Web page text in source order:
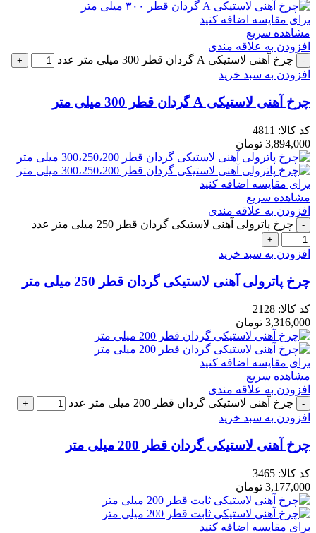
برای مقایسه اضافه کنید
مشاهده سریع
افزودن به علاقه مندی
چرخ آهنی لاستیکی A گردان قطر 300 میلی متر عدد
افزودن به سبد خرید
چرخ آهنی لاستیکی A گردان قطر 300 میلی متر
کد کالا: 4811
3,894,000 تومان
برای مقایسه اضافه کنید
مشاهده سریع
افزودن به علاقه مندی
چرخ پاترولی آهنی لاستیکی گردان قطر 250 میلی متر عدد
افزودن به سبد خرید
چرخ پاترولی آهنی لاستیکی گردان قطر 250 میلی متر
کد کالا: 2128
3,316,000 تومان
برای مقایسه اضافه کنید
مشاهده سریع
افزودن به علاقه مندی
چرخ آهنی لاستیکی گردان قطر 200 میلی متر عدد
افزودن به سبد خرید
چرخ آهنی لاستیکی گردان قطر 200 میلی متر
کد کالا: 3465
3,177,000 تومان
برای مقایسه اضافه کنید